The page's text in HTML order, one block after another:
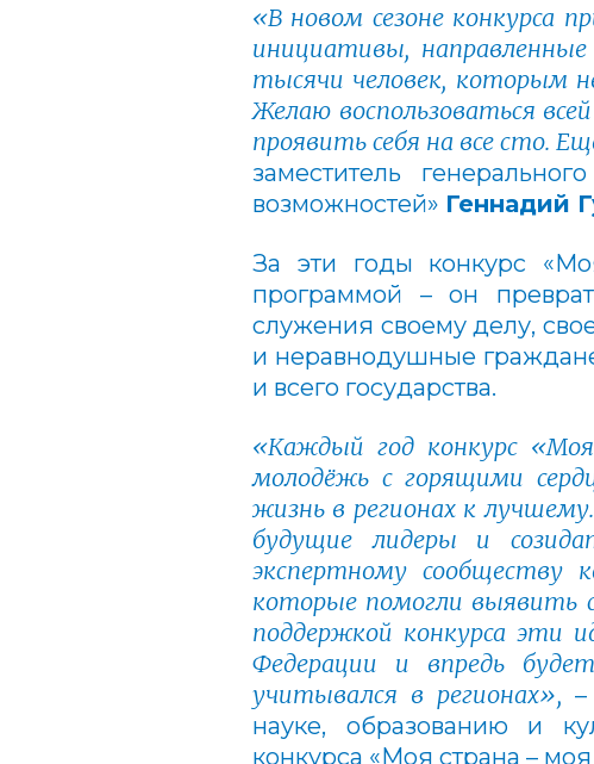
«В новом сезоне конкурса
инициативы,
тысячи человек, которым
Желаю воспользоваться
проявить себя на все сто.
заместитель
возможностей» Геннадий
За эти годы конкурс
программой – он
служения своему делу,
и неравнодушные
и всего государства.
«Каждый год конкурс
молодёжь с горящими
жизнь в регионах к
будущие лидеры и
экспертному сообществу
которые помогли выявить
поддержкой конкурса эти
Федерации и впредь
учитывался в регионах», –
науке, образованию и
конкурса «Моя страна –